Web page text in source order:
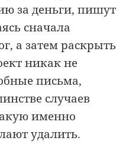
за деньги, пишут
сначала
а затем раскрыть
никак не
письма,
случаев
именно
удалить.